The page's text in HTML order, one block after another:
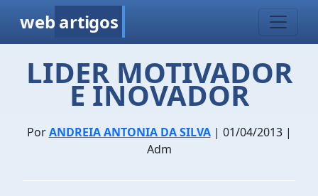
web artigos
LIDER MOTIVADOR
E INOVADOR
PorANDREIA ANTONIA DA SILVA| 01/04/2013 |
Adm